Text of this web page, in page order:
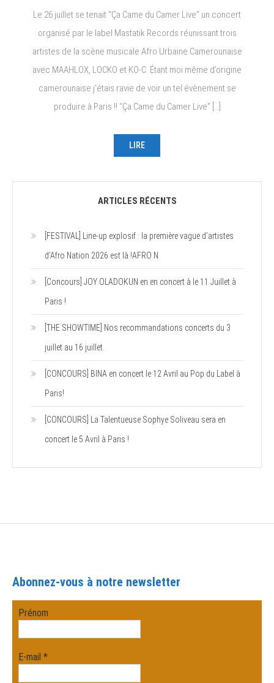
Report]
du
Camer
Paris!
Le 26 juillet se tenait “Ça Came du Camer Live” un concert
organisé par le label Mastatik Records réunissant trois
artistes de la scène musicale Afro Urbaine Camerounaise
avec MAAHLOX, LOCKO et KO-C. Étant moi même d’origine
camerounaise j’étais ravie de voir un tel évènement se
produire à Paris !! “Ça Came du Camer Live” […]
LIRE
ARTICLES RÉCENTS
[FESTIVAL] Line-up explosif : la première vague d’artistes
d’Afro Nation 2026 est là !AFRO N
[Concours] JOY OLADOKUN en en concert à le 11 Juillet à
Paris !
[THE SHOWTIME] Nos recommandations concerts du 3
juillet au 16 juillet.
[CONCOURS] BINA en concert le 12 Avril au Pop du Label à
Paris!
[CONCOURS] La Talentueuse Sophye Soliveau sera en
concert le 5 Avril à Paris !
Abonnez-vous à notre newsletter
Prénom
E-mail*